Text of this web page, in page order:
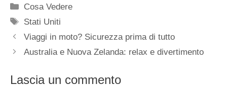
Categorie
Cosa Vedere
Tag
Stati Uniti
Viaggi in moto? Sicurezza prima di tutto
Australia e Nuova Zelanda: relax e divertimento
Lascia un commento